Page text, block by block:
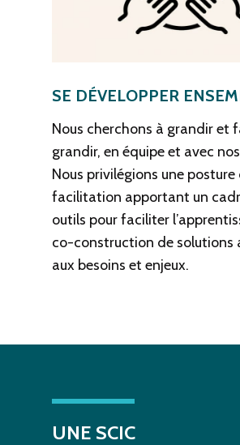
SE DÉVELOPPER
Nous cherchons à grandir et
grandir, en équipe et avec
Nous privilégions une posture
facilitation apportant un
outils pour faciliter
co-construction de solutions
aux besoins et enjeux.
UNE SCIC